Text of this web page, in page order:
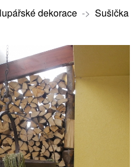
dekorace-> Sušička